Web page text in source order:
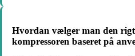
Hvordan vælger man den
kompressoren baseret på